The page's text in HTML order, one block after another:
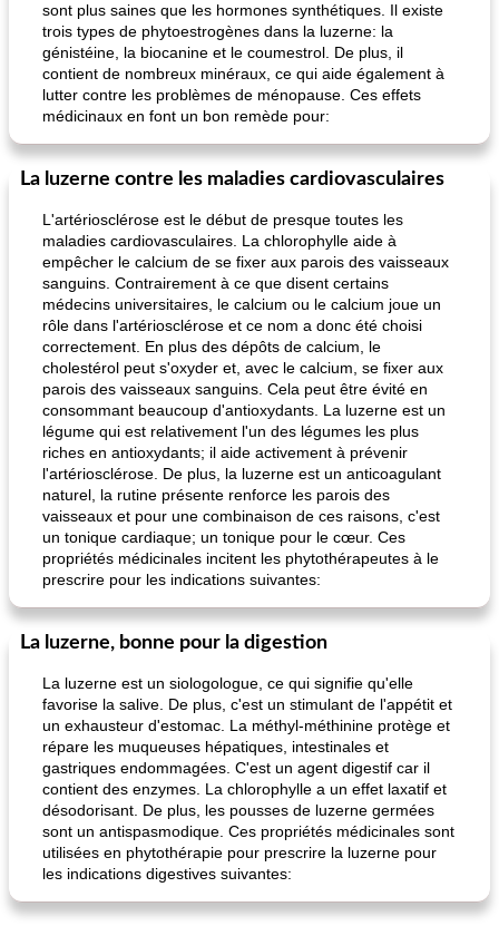
sont plus saines que les hormones synthétiques. Il existe
trois types de phytoestrogènes dans la luzerne: la
génistéine, la biocanine et le coumestrol. De plus, il
contient de nombreux minéraux, ce qui aide également à
lutter contre les problèmes de ménopause. Ces effets
médicinaux en font un bon remède pour:
La luzerne contre les maladies cardiovasculaires
L'artériosclérose est le début de presque toutes les
maladies cardiovasculaires. La chlorophylle aide à
empêcher le calcium de se fixer aux parois des vaisseaux
sanguins. Contrairement à ce que disent certains
médecins universitaires, le calcium ou le calcium joue un
rôle dans l'artériosclérose et ce nom a donc été choisi
correctement. En plus des dépôts de calcium, le
cholestérol peut s'oxyder et, avec le calcium, se fixer aux
parois des vaisseaux sanguins. Cela peut être évité en
consommant beaucoup d'antioxydants. La luzerne est un
légume qui est relativement l'un des légumes les plus
riches en antioxydants; il aide activement à prévenir
l'artériosclérose. De plus, la luzerne est un anticoagulant
naturel, la rutine présente renforce les parois des
vaisseaux et pour une combinaison de ces raisons, c'est
un tonique cardiaque; un tonique pour le cœur. Ces
propriétés médicinales incitent les phytothérapeutes à le
prescrire pour les indications suivantes:
La luzerne, bonne pour la digestion
La luzerne est un siologologue, ce qui signifie qu'elle
favorise la salive. De plus, c'est un stimulant de l'appétit et
un exhausteur d'estomac. La méthyl-méthinine protège et
répare les muqueuses hépatiques, intestinales et
gastriques endommagées. C'est un agent digestif car il
contient des enzymes. La chlorophylle a un effet laxatif et
désodorisant. De plus, les pousses de luzerne germées
sont un antispasmodique. Ces propriétés médicinales sont
utilisées en phytothérapie pour prescrire la luzerne pour
les indications digestives suivantes: